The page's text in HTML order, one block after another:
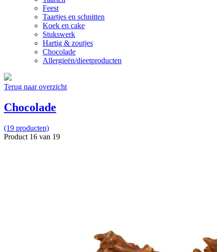
Feest
Taartjes en schnitten
Koek en cake
Stukswerk
Hartig & zoutjes
Chocolade
Allergieën/dieetproducten
Terug naar overzicht
Chocolade
(19 producten)
Product 16 van 19